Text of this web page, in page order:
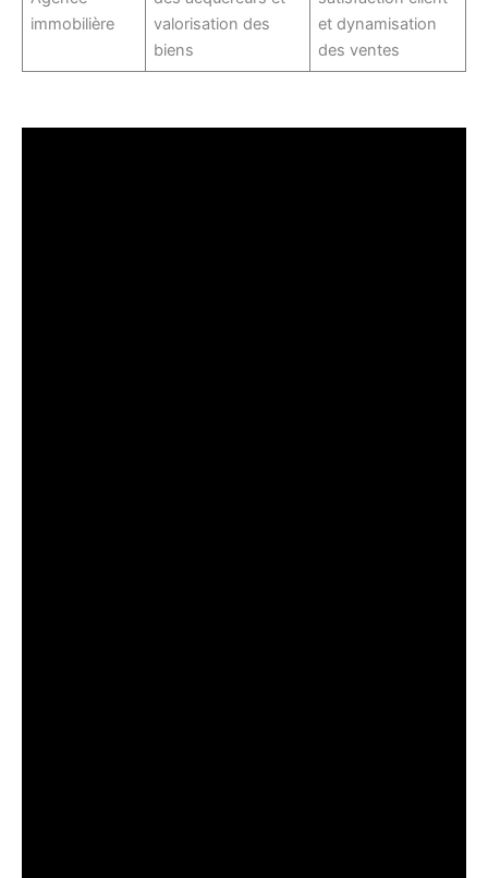
immobilière
valorisation des
biens
et dynamisation
des ventes